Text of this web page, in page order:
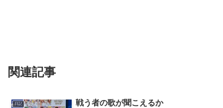
関連記事
日記 戦う者の歌が聞こえるか